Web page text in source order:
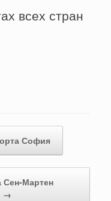
всех стран
София
Сен-Мартен
→